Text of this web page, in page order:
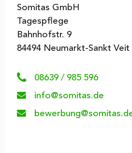
Somitas GmbH
Tagespflege
Bahnhofstr. 9
84494 Neumarkt-Sankt Veit
08639 / 985 596
info@somitas.de